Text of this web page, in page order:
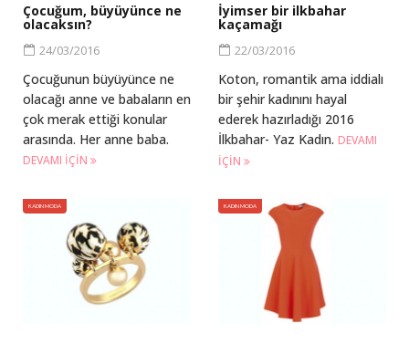
Çocuğum, büyüyünce ne
olacaksın?
24/03/2016
Çocuğunun büyüyünce ne
olacağı anne ve babaların en
çok merak ettiği konular
arasında. Her anne baba.
DEVAMI IÇIN
İyimser bir ilkbahar
kaçamağı
22/03/2016
Koton, romantik ama iddialı
bir şehir kadınını hayal
ederek hazırladığı 2016
İlkbahar- Yaz Kadın. DEVAMI
IÇIN
KADIN MODA KADIN MODA